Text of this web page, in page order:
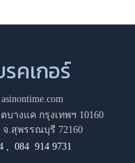
คเกอร์
บางแค กรุงเทพฯ 10160
.สุพรรณบุรี 72160
,084 914 9731